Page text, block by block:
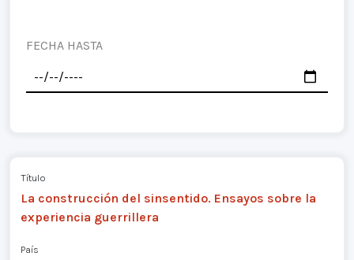
FECHA HASTA
Título
La construcción del sinsentido. Ensayos sobre la
experiencia guerrillera
País